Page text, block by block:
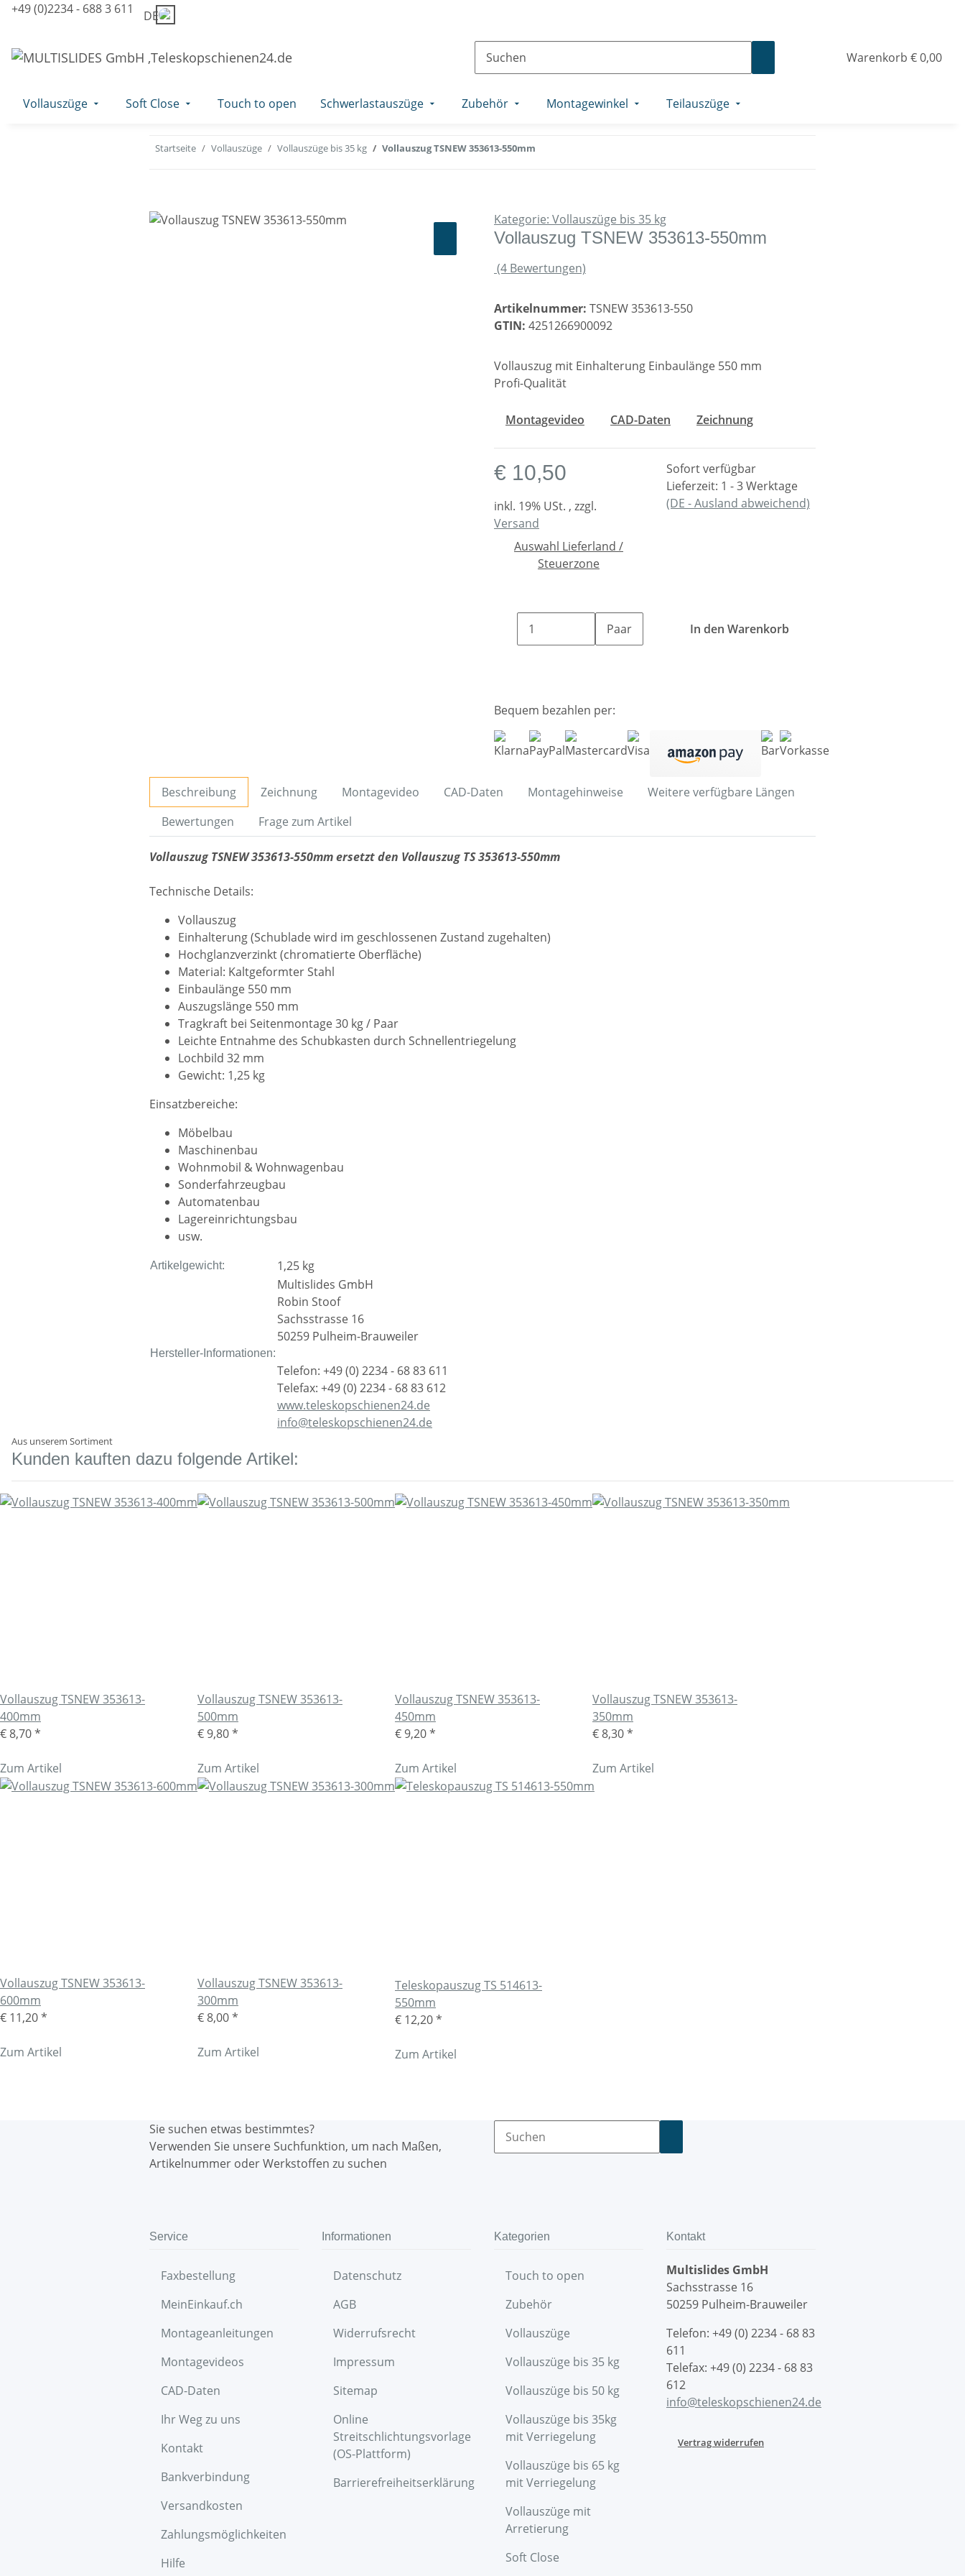
+49 (0)2234 - 688 3 611 DE
Warenkorb € 0,00
Vollauszüge Soft Close Touch to open Schwerlastauszüge Zubehör Montagewinkel Teilauszüge
Startseite Vollauszüge Vollauszüge bis 35 kg Vollauszug TSNEW 353613-550mm
Kategorie: Vollauszüge bis 35 kg
Vollauszug TSNEW 353613-550mm
(4 Bewertungen)
Artikelnummer: TSNEW 353613-550
GTIN: 4251266900092
Vollauszug mit Einhalterung Einbaulänge 550 mm
Profi-Qualität
Montagevideo CAD-Daten Zeichnung
€ 10,50
inkl. 19% USt. , zzgl.
Versand
Auswahl Lieferland /
Steuerzone
Sofort verfügbar
Lieferzeit: 1 - 3 Werktage
(DE - Ausland abweichend)
Paar In den Warenkorb
Bequem bezahlen per:
Beschreibung Zeichnung Montagevideo CAD-Daten Montagehinweise
Weitere verfügbare Längen
Bewertungen
Frage zum Artikel
Vollauszug TSNEW 353613-550mm ersetzt den Vollauszug TS 353613-550mm
Technische Details:
Vollauszug
Einhalterung (Schublade wird im geschlossenen Zustand zugehalten)
Hochglanzverzinkt (chromatierte Oberfläche)
Material: Kaltgeformter Stahl
Einbaulänge 550 mm
Auszugslänge 550 mm
Tragkraft bei Seitenmontage 30 kg / Paar
Leichte Entnahme des Schubkasten durch Schnellentriegelung
Lochbild 32 mm
Gewicht: 1,25 kg
Einsatzbereiche:
Möbelbau
Maschinenbau
Wohnmobil & Wohnwagenbau
Sonderfahrzeugbau
Automatenbau
Lagereinrichtungsbau
usw.
Artikelgewicht: 1,25 kg
Hersteller-Informationen:
Multislides GmbH
Robin Stoof
Sachsstrasse 16
50259 Pulheim-Brauweiler
Telefon: +49 (0) 2234 - 68 83 611
Telefax: +49 (0) 2234 - 68 83 612
www.teleskopschienen24.de
info@teleskopschienen24.de
Aus unserem Sortiment
Kunden kauften dazu folgende Artikel:
Vollauszug TSNEW 353613-
400mm
€ 8,70*
Zum Artikel
Vollauszug TSNEW 353613-
500mm
€ 9,80*
Zum Artikel
Vollauszug TSNEW 353613-
450mm
€ 9,20*
Zum Artikel
Vollauszug TSNEW 353613-
350mm
€ 8,30*
Zum Artikel
Vollauszug TSNEW 353613-
600mm
€ 11,20*
Zum Artikel
Vollauszug TSNEW 353613-
300mm
€ 8,00*
Zum Artikel
Teleskopauszug TS 514613-
550mm
€ 12,20*
Zum Artikel
Sie suchen etwas bestimmtes?
Verwenden Sie unsere Suchfunktion, um nach Maßen,
Artikelnummer oder Werkstoffen zu suchen
Service
Faxbestellung
MeinEinkauf.ch
Montageanleitungen
Montagevideos
CAD-Daten
Ihr Weg zu uns
Kontakt
Bankverbindung
Versandkosten
Zahlungsmöglichkeiten
Hilfe
Informationen
Datenschutz
AGB
Widerrufsrecht
Impressum
Sitemap
Online
Streitschlichtungsvorlage
(OS-Plattform)
Barrierefreiheitserklärung
Kategorien
Touch to open
Zubehör
Vollauszüge
Vollauszüge bis 35 kg
Vollauszüge bis 50 kg
Vollauszüge bis 35kg
mit Verriegelung
Vollauszüge bis 65 kg
mit Verriegelung
Vollauszüge mit
Arretierung
Soft Close
Kontakt
Multislides GmbH
Sachsstrasse 16
50259 Pulheim-Brauweiler
Telefon: +49 (0) 2234 - 68 83
611
Telefax: +49 (0) 2234 - 68 83
612
info@teleskopschienen24.de
Vertrag widerrufen